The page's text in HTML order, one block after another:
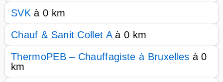
SVK à 0 km
Chauf & Sanit Collet Aà 0 km
ThermoPEB – Chauffagiste à Bruxelles à 0
km